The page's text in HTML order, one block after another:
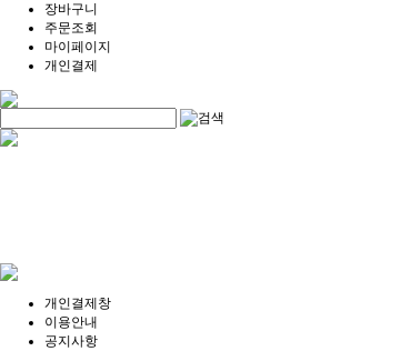
장바구니
주문조회
마이페이지
개인결제
개인결제창
이용안내
공지사항